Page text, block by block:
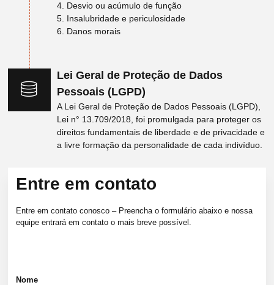
4. Desvio ou acúmulo de função
5. Insalubridade e periculosidade
6. Danos morais
Lei Geral de Proteção de Dados
Pessoais (LGPD)
A Lei Geral de Proteção de Dados Pessoais (LGPD),
Lei n° 13.709/2018, foi promulgada para proteger os
direitos fundamentais de liberdade e de privacidade e
a livre formação da personalidade de cada indivíduo.
Entre em contato
Entre em contato conosco – Preencha o formulário abaixo e nossa
equipe entrará em contato o mais breve possível.
Nome